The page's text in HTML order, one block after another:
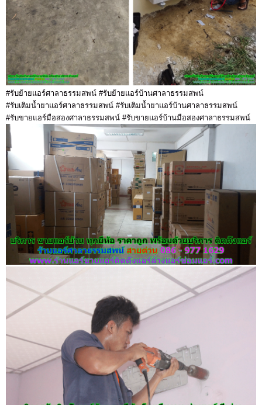
#รับย้ายแอร์ศาลาธรรมสพน์ #รับย้ายแอร์บ้านศาลาธรรมสพน์
#รับเติมน้ำยาแอร์ศาลาธรรมสพน์ #รับเติมน้ำยาแอร์บ้านศาลาธรรมสพน์
#รับขายแอร์มือสองศาลาธรรมสพน์ #รับขายแอร์บ้านมือสองศาลาธรรมสพน์